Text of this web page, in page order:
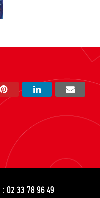
: 02 33 78 96 49